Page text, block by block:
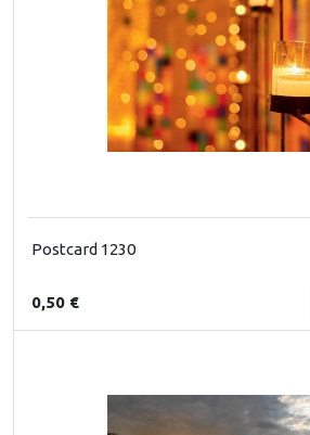
Postcard 1230
0,50 €